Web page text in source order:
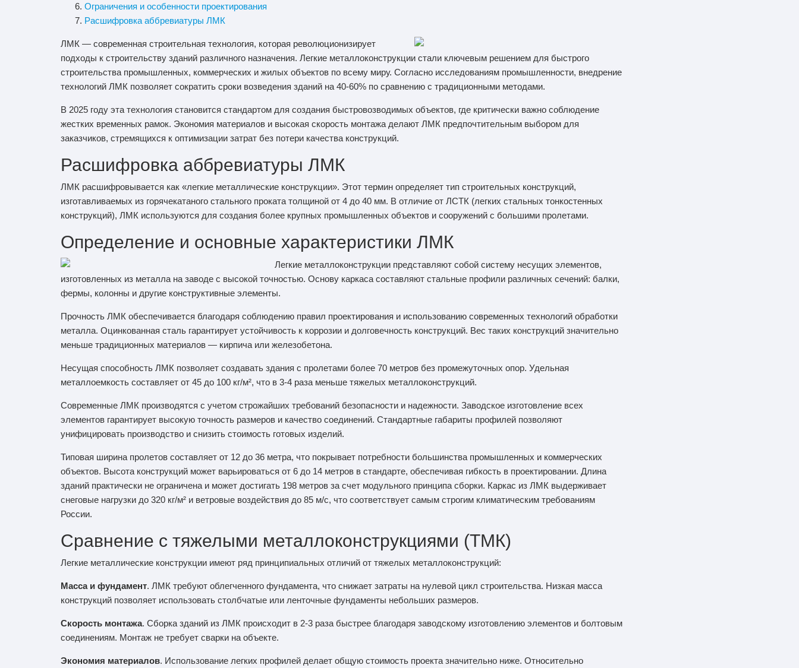
Ограничения и особенности проектирования
Расшифровка аббревиатуры ЛМК
ЛМК — современная строительная технология, которая революционизирует
подходы к строительству зданий различного назначения. Легкие металлоконструкции стали ключевым решением для быстрого
строительства промышленных, коммерческих и жилых объектов по всему миру. Согласно исследованиям промышленности, внедрение
технологий ЛМК позволяет сократить сроки возведения зданий на 40-60% по сравнению с традиционными методами.
В 2025 году эта технология становится стандартом для создания быстровозводимых объектов, где критически важно соблюдение
жестких временных рамок. Экономия материалов и высокая скорость монтажа делают ЛМК предпочтительным выбором для
заказчиков, стремящихся к оптимизации затрат без потери качества конструкций.
Расшифровка аббревиатуры ЛМК
ЛМК расшифровывается как «легкие металлические конструкции». Этот термин определяет тип строительных конструкций,
изготавливаемых из горячекатаного стального проката толщиной от 4 до 40 мм. В отличие от ЛСТК (легких стальных тонкостенных
конструкций), ЛМК используются для создания более крупных промышленных объектов и сооружений с большими пролетами.
Определение и основные характеристики ЛМК
Легкие металлоконструкции представляют собой систему несущих элементов,
изготовленных из металла на заводе с высокой точностью. Основу каркаса составляют стальные профили различных сечений: балки,
фермы, колонны и другие конструктивные элементы.
Прочность ЛМК обеспечивается благодаря соблюдению правил проектирования и использованию современных технологий обработки
металла. Оцинкованная сталь гарантирует устойчивость к коррозии и долговечность конструкций. Вес таких конструкций значительно
меньше традиционных материалов — кирпича или железобетона.
Несущая способность ЛМК позволяет создавать здания с пролетами более 70 метров без промежуточных опор. Удельная
металлоемкость составляет от 45 до 100 кг/м², что в 3-4 раза меньше тяжелых металлоконструкций.
Современные ЛМК производятся с учетом строжайших требований безопасности и надежности. Заводское изготовление всех
элементов гарантирует высокую точность размеров и качество соединений. Стандартные габариты профилей позволяют
унифицировать производство и снизить стоимость готовых изделий.
Типовая ширина пролетов составляет от 12 до 36 метра, что покрывает потребности большинства промышленных и коммерческих
объектов. Высота конструкций может варьироваться от 6 до 14 метров в стандарте, обеспечивая гибкость в проектировании. Длина
зданий практически не ограничена и может достигать 198 метров за счет модульного принципа сборки. Каркас из ЛМК выдерживает
снеговые нагрузки до 320 кг/м² и ветровые воздействия до 85 м/с, что соответствует самым строгим климатическим требованиям
России.
Сравнение с тяжелыми металлоконструкциями (ТМК)
Легкие металлические конструкции имеют ряд принципиальных отличий от тяжелых металлоконструкций:
Масса и фундамент. ЛМК требуют облегченного фундамента, что снижает затраты на нулевой цикл строительства. Низкая масса
конструкций позволяет использовать столбчатые или ленточные фундаменты небольших размеров.
Скорость монтажа. Сборка зданий из ЛМК происходит в 2-3 раза быстрее благодаря заводскому изготовлению элементов и болтовым
соединениям. Монтаж не требует сварки на объекте.
Экономия материалов. Использование легких профилей делает общую стоимость проекта значительно ниже. Относительно